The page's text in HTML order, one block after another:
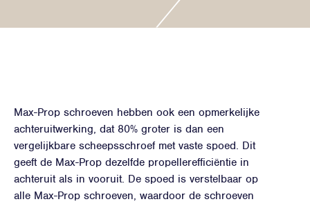
Max-Prop schroeven hebben ook een opmerkelijke
achteruitwerking, dat 80% groter is dan een
vergelijkbare scheepsschroef met vaste spoed. Dit
geeft de Max-Prop dezelfde propellerefficiëntie in
achteruit als in vooruit. De spoed is verstelbaar op
alle Max-Prop schroeven, waardoor de schroeven